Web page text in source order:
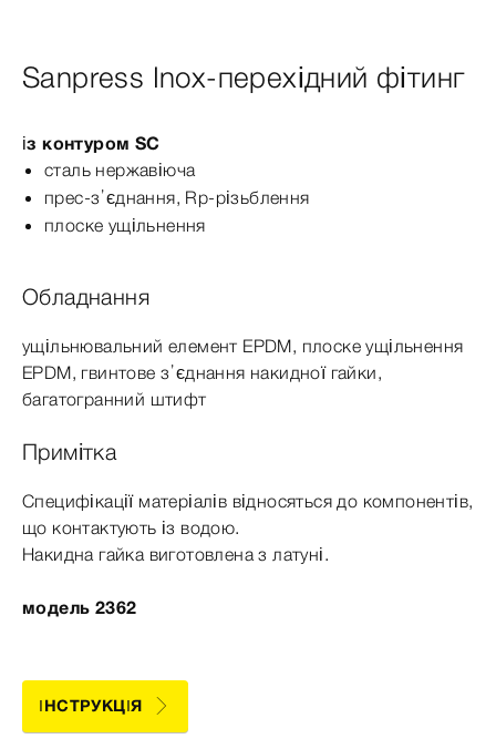
Sanpress Inox-перехідний фітинг
із контуром SC
сталь нержавіюча
прес-з’єднання, Rp-різьблення
плоске ущільнення
Обладнання
ущільнювальний елемент EPDM, плоске ущільнення
EPDM, гвинтове з’єднання накидної гайки,
багатогранний штифт
Примітка
Специфікації матеріалів відносяться до компонентів,
що контактують із водою.
Накидна гайка виготовлена з латуні.
модель 2362
ІНСТРУКЦІЯ